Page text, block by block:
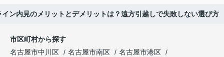
イン内見のメリットとデメリットは？遠方引越しで失敗しない選び方
市区町村から探す
名古屋市中川区
名古屋市南区
名古屋市港区